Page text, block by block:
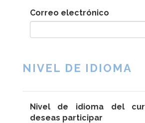
Correo electrónico
NIVEL DE IDIOMA
Nivel de idioma del
deseas participar